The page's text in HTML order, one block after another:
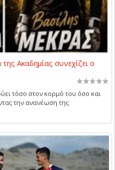
Ακαδημίας συνεχίζει ο
τόσο στον κορμό του όσο και
την ανανέωση της